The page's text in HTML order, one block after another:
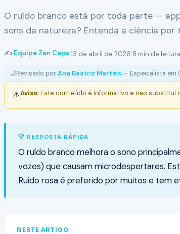
O ruído branco está por toda parte —
sons da natureza? Entenda a ciência por
✍️ Equipe Zen Caps·13 de abril de 2026·8 min de leitura
🌙Revisado porAna Beatriz Martins — Especialista em
⚠️Aviso:Este conteúdo é informativo e não substitui
💡 RESPOSTA RÁPIDA
O ruído branco melhora o sono
vozes) que causam microdespertares.
Ruído rosa é preferido por muitos e tem
NESTE ARTIGO